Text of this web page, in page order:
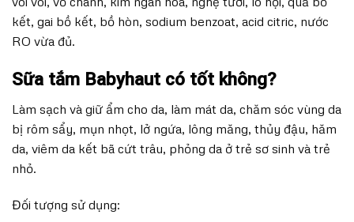
kết, gai bồ kết, bồ hòn, sodium benzoat, acid citric, nước
RO vừa đủ.
Sữa tắm Babyhaut có tốt không?
Làm sạch và giữ ẩm cho da, làm mát da, chăm sóc vùng da
bị rôm sẩy, mụn nhọt, lở ngứa, lông măng, thủy đậu, hăm
da, viêm da kết bã cứt trâu, phỏng da ở trẻ sơ sinh và trẻ
nhỏ.
Đối tượng sử dụng: